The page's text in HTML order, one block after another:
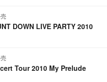
DOWN LIVE PARTY 2010
Tour 2010 My Prelude